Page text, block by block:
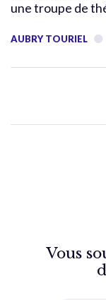
une troupe de
AUBRY TOURIEL
Vous